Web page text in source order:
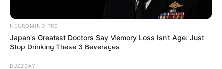
NEUROMIND PRO
Japan's Greatest Doctors Say Memory Loss Isn't Age: Just
Stop Drinking These 3 Beverages
BUZZDAY